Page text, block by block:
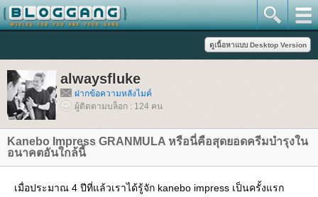
alwaysfluke
ฝากข้อความหลังไมค์
ผู้ติดตามบล็อก : 124 คน
Kanebo Impress GRANMULA หรือนี่คือสุดยอดครีมบำรุงใน
อนาคตอันใกล้นี้
เมื่อประมาณ 4 ปีที่แล้วเราได้รู้จัก kanebo impress เป็นครั้งแรก